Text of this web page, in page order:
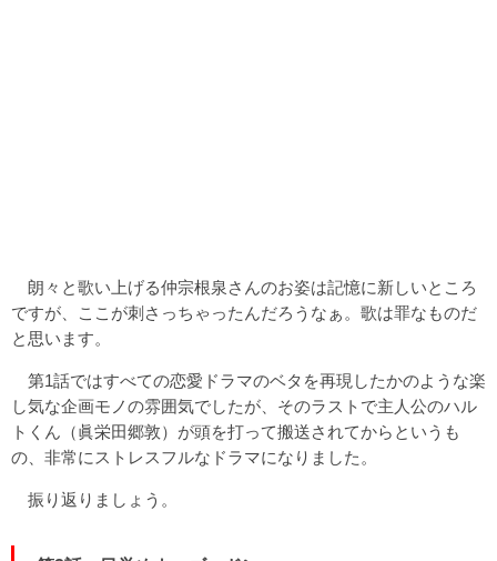
朗々と歌い上げる仲宗根泉さんのお姿は記憶に新しいところ
ですが、ここが刺さっちゃったんだろうなぁ。歌は罪なものだ
と思います。
第1話ではすべての恋愛ドラマのベタを再現したかのような楽
し気な企画モノの雰囲気でしたが、そのラストで主人公のハル
トくん（眞栄田郷敦）が頭を打って搬送されてからというも
の、非常にストレスフルなドラマになりました。
振り返りましょう。